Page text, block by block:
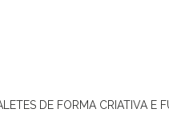
DE FORMA CRIATIVA E